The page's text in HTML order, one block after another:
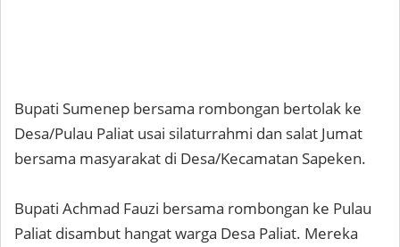
Bupati Sumenep bersama rombongan bertolak ke
Desa/Pulau Paliat usai silaturrahmi dan salat Jumat
bersama masyarakat di Desa/Kecamatan Sapeken.
Bupati Achmad Fauzi bersama rombongan ke Pulau
Paliat disambut hangat warga Desa Paliat. Mereka